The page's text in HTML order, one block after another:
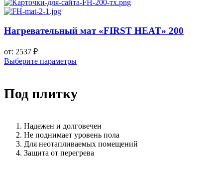
Нагревательный мат «FIRST HEAT» 200
от: 2537 ₽
Выберите параметры
Под плитку
Надежен и долговечен
Не поднимает уровень пола
Для неотапливаемых помещений
Защита от перегрева